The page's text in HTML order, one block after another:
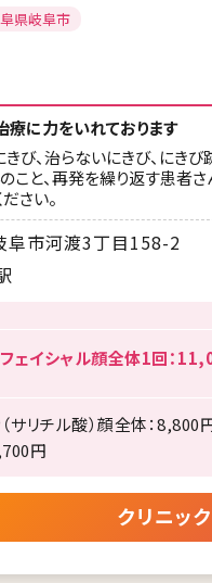
県岐阜市
療に力をいれております
び、治らないにきび、にき
こと、再発を繰り返す患者
さい。
阜市河渡3丁目158-2
ェイシャル顔全体1回：
サリチル酸）顔全体：8,800
円
クリニッ